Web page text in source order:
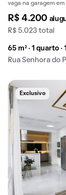
vaga na garagem em
R$ 4.200
R$ 5.023 total
65 m² · 1 quarto ·
Rua Senhora do
Exclusivo